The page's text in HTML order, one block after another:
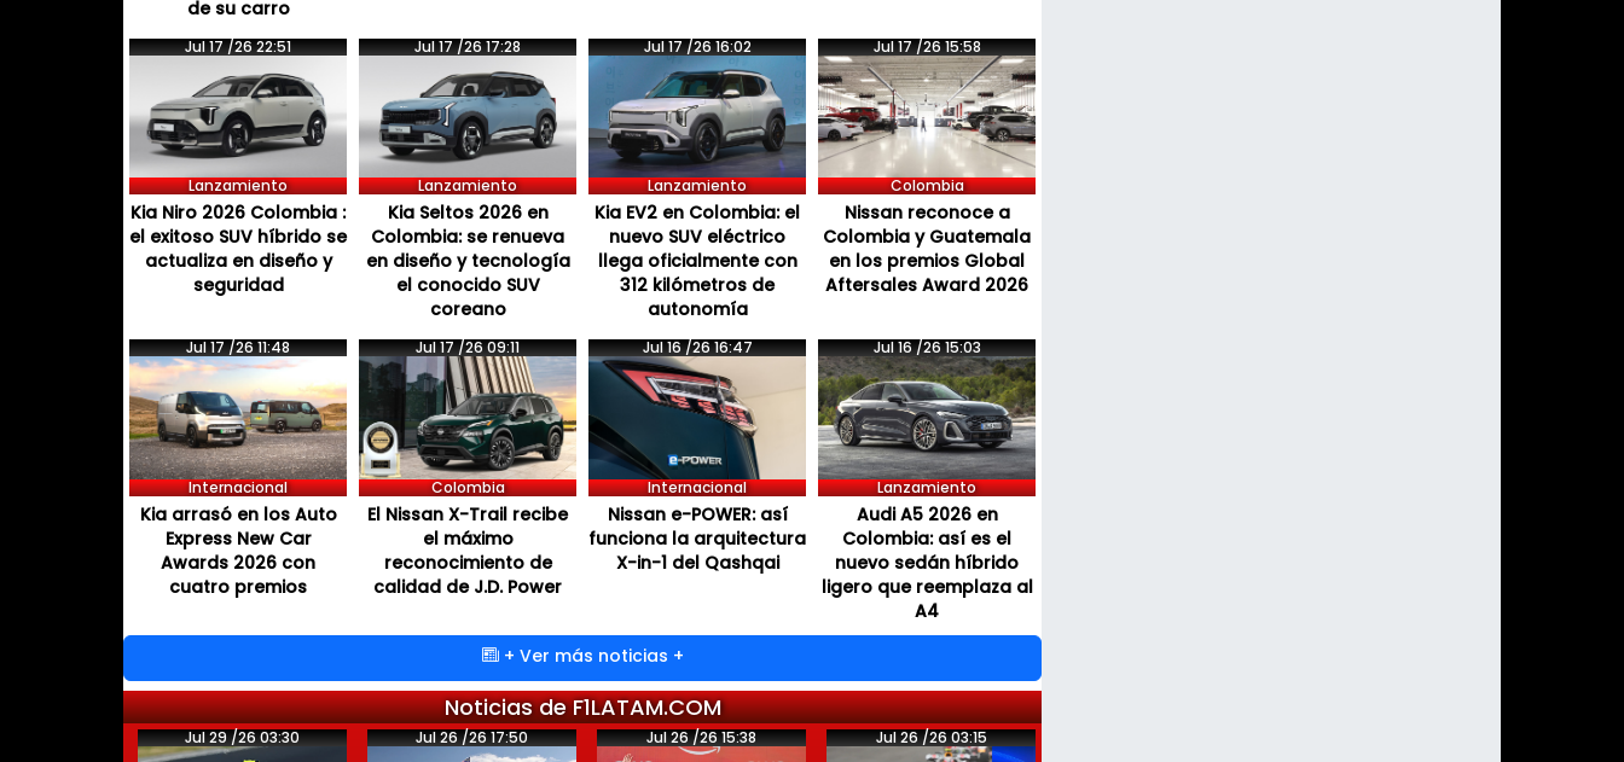
de su carro
Jul 17 /26 22:51
Lanzamiento
Kia Niro 2026 Colombia :
el exitoso SUV híbrido se
actualiza en diseño y
seguridad
Jul 17 /26 17:28
Lanzamiento
Kia Seltos 2026 en
Colombia: se renueva
en diseño y tecnología
el conocido SUV
coreano
Jul 17 /26 16:02
Lanzamiento
Kia EV2 en Colombia: el
nuevo SUV eléctrico
llega oficialmente con
312 kilómetros de
autonomía
Jul 17 /26 15:58
Colombia
Nissan reconoce a
Colombia y Guatemala
en los premios Global
Aftersales Award 2026
Jul 17 /26 11:48
Internacional
Kia arrasó en los Auto
Express New Car
Awards 2026 con
cuatro premios
Jul 17 /26 09:11
Colombia
El Nissan X-Trail recibe
el máximo
reconocimiento de
calidad de J.D. Power
Jul 16 /26 16:47
Internacional
Nissan e-POWER: así
funciona la arquitectura
X-in-1 del Qashqai
Jul 16 /26 15:03
Lanzamiento
Audi A5 2026 en
Colombia: así es el
nuevo sedán híbrido
ligero que reemplaza al
A4
+ Ver más noticias +
Noticias de F1LATAM.COM
Jul 29 /26 03:30 Jul 26 /26 17:50 Jul 26 /26 15:38 Jul 26 /26 03:15